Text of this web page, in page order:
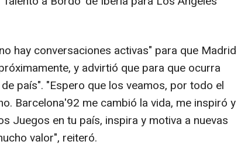
hay conversaciones activas" para que Madrid
y advirtió que para que ocurra
país". "Espero que los veamos, por todo el
Barcelona'92 me cambió la vida, me inspiró y
Juegos en tu país, inspira y motiva a nuevas
valor", reiteró.